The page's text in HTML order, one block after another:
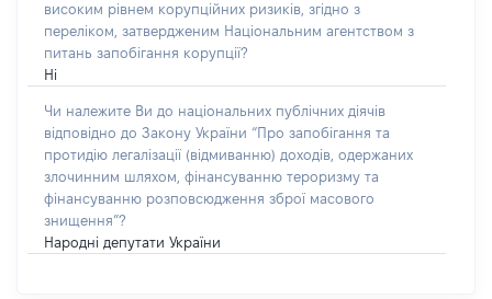
високим рівнем корупційних ризиків, згідно з
переліком, затвердженим Національним агентством з
питань запобігання корупції?
Ні
Чи належите Ви до національних публічних діячів
відповідно до Закону України “Про запобігання та
протидію легалізації (відмиванню) доходів, одержаних
злочинним шляхом, фінансуванню тероризму та
фінансуванню розповсюдження зброї масового
знищення”?
Народні депутати України